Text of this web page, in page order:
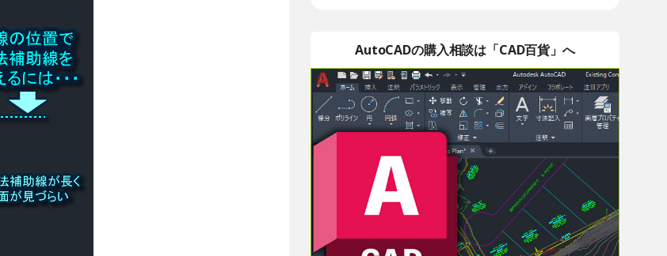
AutoCADの購入相談は「CAD百貨」へ